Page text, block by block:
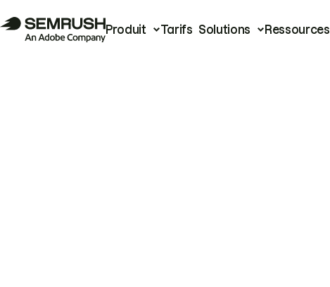
Produit Tarifs Solutions Ressources